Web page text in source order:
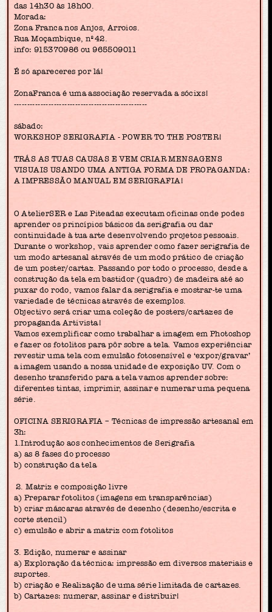
das 14h30 às 18h00.
Morada:
Zona Franca nos Anjos, Arroios.
Rua Moçambique, nº42.
info: 915370986 ou 965509011
É só apareceres por lá!
ZonaFranca é uma associação reservada a sócixs!
--------------------------------------------------
sábado:
WORKSHOP SERIGRAFIA - POWER TO THE POSTER!
TRÁS AS TUAS CAUSAS E VEM CRIAR MENSAGENS
VISUAIS USANDO UMA ANTIGA FORMA DE PROPAGANDA:
A IMPRESSÃO MANUAL EM SERIGRAFIA!
O AtelierSER e Las Piteadas executam oficinas onde podes
aprender os princípios básicos da serigrafia ou dar
continuidade à tua arte desenvolvendo projetos pessoais.
Durante o workshop, vais aprender como fazer serigrafia de
um modo artesanal através de um modo prático de criação
de um poster/cartaz. Passando por todo o processo, desde a
construção da tela em bastidor (quadro) de madeira até ao
puxar do rodo, vamos falar da serigrafia e mostrar-te uma
variedade de técnicas através de exemplos.
Objectivo será criar uma coleção de posters/cartazes de
propaganda Artivista!
Vamos exemplificar como trabalhar a imagem em Photoshop
e fazer os fotolitos para pôr sobre a tela. Vamos experiênciar
revestir uma tela com emulsão fotosensível e ‘expor/gravar’
a imagem usando a nossa unidade de exposição UV. Com o
desenho transferido para a tela vamos aprender sobre:
diferentes tintas, imprimir, assinar e numerar uma pequena
série.
OFICINA SERIGRAFIA – Técnicas de impressão artesanal em
3h:
1.Introdução aos conhecimentos de Serigrafia
a) as 8 fases do processo
b) construção da tela
2. Matriz e composição livre
a) Preparar fotolitos (imagens em transparências)
b) criar máscaras através de desenho (desenho/escrita e
corte stencil)
c) emulsão e abrir a matriz com fotolitos
3. Edição, numerar e assinar
a) Exploração da técnica: impressão em diversos materiais e
suportes.
b) criação e Realização de uma série limitada de cartazes.
b) Cartazes: numerar, assinar e distribuir!